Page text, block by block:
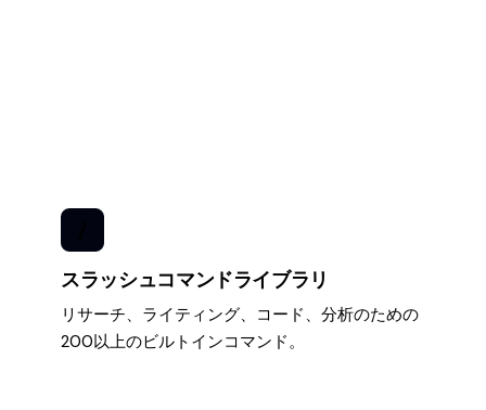
スラッシュコマンドライブラリ
リサーチ、ライティング、コード、分析のための
200以上のビルトインコマンド。